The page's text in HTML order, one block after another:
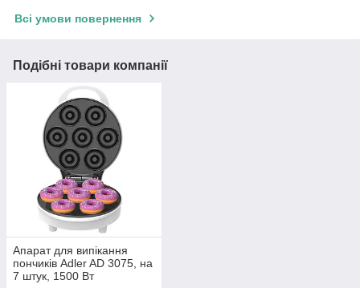
Всі умови повернення
Подібні товари компанії
Апарат для випікання
пончиків Adler AD 3075, на
7 штук, 1500 Вт